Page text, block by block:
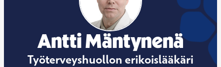
Antti Mäntynenä
Työterveyshuollon erikoislääkäri